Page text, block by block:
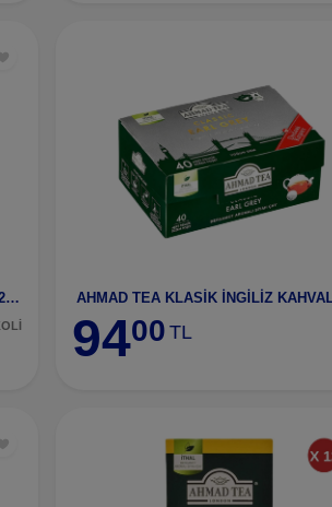
AHMAD TEA ENGLISH BREAKFAST 25X2 GR BARDAK POŞT ÇAY 12 ADET
9400 TL